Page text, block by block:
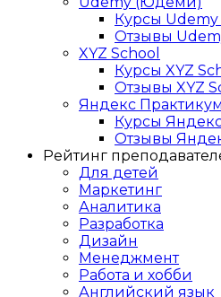
Курсы
Отзывы
XYZ School
Курсы XYZ
Отзывы XYZ
Яндекс Практикум
Курсы
Отзывы
Рейтинг
Для детей
Маркетинг
Аналитика
Разработка
Дизайн
Менеджмент
Работа и хобби
Английский язык